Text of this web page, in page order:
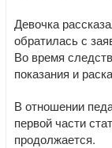
Девочка
обратилась с
Во время
показания и
В отношении
первой части
продолжается.